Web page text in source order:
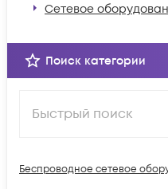
Сетевое
Поиск категории
Беспроводное сетевое